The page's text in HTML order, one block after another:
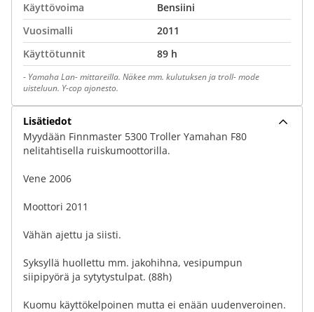
Käyttövoima
Bensiini
Vuosimalli
2011
Käyttötunnit
89 h
- Yamaha Lan- mittareilla. Näkee mm. kulutuksen ja troll- mode
uisteluun. Y-cop ajonesto.
Lisätiedot
Myydään Finnmaster 5300 Troller Yamahan F80
nelitahtisella ruiskumoottorilla.
Vene 2006
Moottori 2011
Vähän ajettu ja siisti.
Syksyllä huollettu mm. jakohihna, vesipumpun
siipipyörä ja sytytystulpat. (88h)
Kuomu käyttökelpoinen mutta ei enään uudenveroinen.